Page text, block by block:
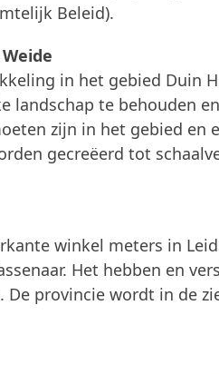
Beleid).
in het gebied Duin
landschap te behouden
zijn in het gebied en
gecreëerd tot
winkel meters in
Het hebben en
provincie wordt in de